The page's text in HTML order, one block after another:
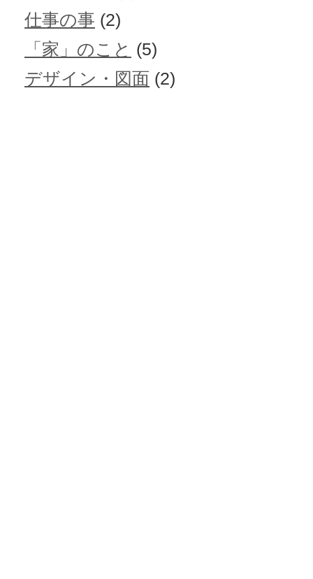
仕事の事 (2)
「家」のこと (5)
デザイン・図面 (2)